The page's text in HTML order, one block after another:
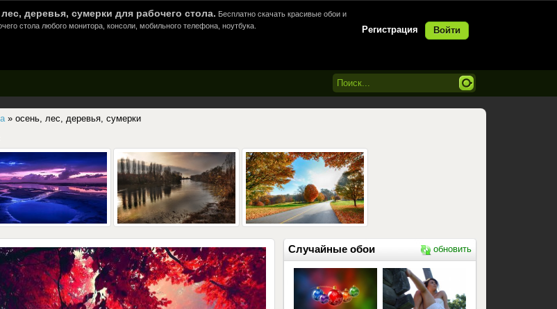
Регистрация Войти
деревья, сумерки для рабочего стола. Бесплатно скачать красивые обои и
стола любого монитора, консоли, мобильного телефона, ноутбука.
» осень, лес, деревья, сумерки
Случайные обои обновить